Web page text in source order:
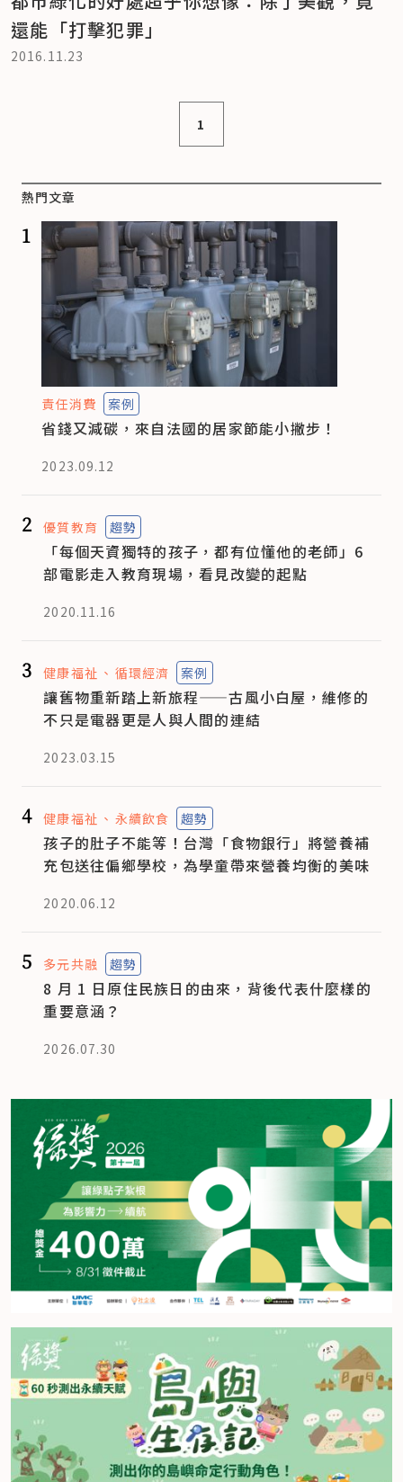
還能「打擊犯罪」
2016.11.23
1
熱門文章
1
責任消費 案例
省錢又減碳，來自法國的居家節能小撇步！
2023.09.12
2 優質教育 趨勢
「每個天資獨特的孩子，都有位懂他的老師」6
部電影走入教育現場，看見改變的起點
2020.11.16
3 健康福祉 循環經濟 案例
讓舊物重新踏上新旅程——古風小白屋，維修的
不只是電器更是人與人間的連結
2023.03.15
4 健康福祉 永續飲食 趨勢
孩子的肚子不能等！台灣「食物銀行」將營養補
充包送往偏鄉學校，為學童帶來營養均衡的美味
2020.06.12
5 多元共融 趨勢
8 月 1 日原住民族日的由來，背後代表什麼樣的
重要意涵？
2026.07.30